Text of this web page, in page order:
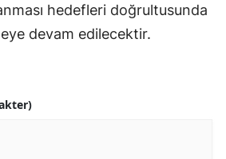
hedefleri doğrultusunda
devam edilecektir.